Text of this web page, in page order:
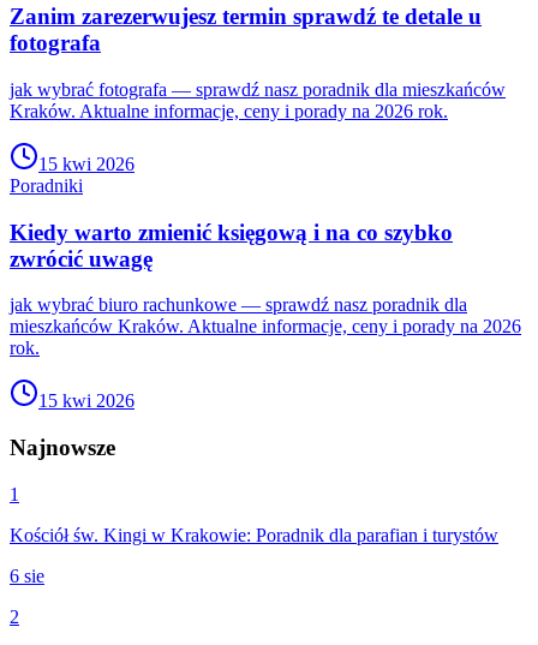
Zanim zarezerwujesz termin sprawdź te detale u
fotografa
jak wybrać fotografa — sprawdź nasz poradnik dla mieszkańców
Kraków. Aktualne informacje, ceny i porady na 2026 rok.
15 kwi 2026
Poradniki
Kiedy warto zmienić księgową i na co szybko
zwrócić uwagę
jak wybrać biuro rachunkowe — sprawdź nasz poradnik dla
mieszkańców Kraków. Aktualne informacje, ceny i porady na 2026
rok.
15 kwi 2026
Najnowsze
1
Kościół św. Kingi w Krakowie: Poradnik dla parafian i turystów
6 sie
2